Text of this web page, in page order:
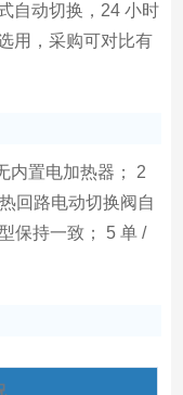
自动切换，24 小时
用，采购可对比有
内置电加热器； 2
回路电动切换阀自
保持一致； 5 单 /